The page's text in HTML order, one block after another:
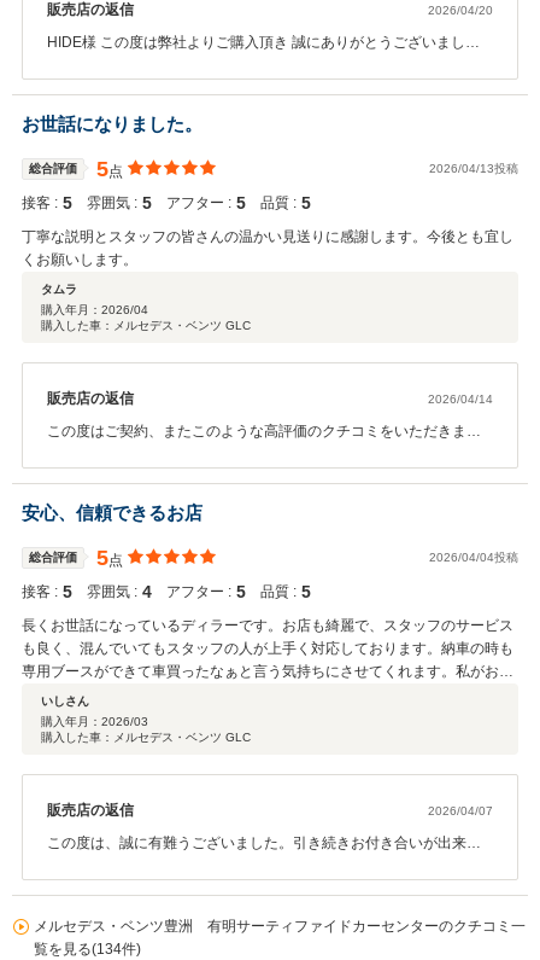
販売店の返信 2026/04/20
HIDE様 この度は弊社よりご購入頂き 誠にありがとうございまし
お世話になりました。
総合評価 5点 2026/04/13投稿
接客 : 5 雰囲気 : 5 アフター : 5 品質 : 5
丁寧な説明とスタッフの皆さんの温かい見送りに感謝します。今後とも宜し
くお願いします。
タムラ
購入年月： 2026/04
購入した車：メルセデス・ベンツ GLC
販売店の返信 2026/04/14
この度はご契約、またこのような高評価のクチコミをいただきまし
卒宜しくお願い致します。
安心、信頼できるお店
総合評価 5点 2026/04/04投稿
接客 : 5 雰囲気 : 4 アフター : 5 品質 : 5
長くお世話になっているディラーです。お店も綺麗で、スタッフのサービス
も良く、混んでいてもスタッフの人が上手く対応しております。納車の時も
専用ブースができて車買ったなぁと言う気持ちにさせてくれます。私がお世
話になっている方はベテランなのでなんでもお任せできて安心です。
いしさん
購入年月： 2026/03
購入した車：メルセデス・ベンツ GLC
販売店の返信 2026/04/07
この度は、誠に有難うございました。引き続きお付き合いが出来ま
事を願っております。誠に有難うございました。
メルセデス・ベンツ豊洲 有明サーティファイドカーセンターのクチコミ一
覧を見る(134件)